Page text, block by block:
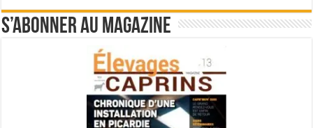
S’abonner au magazine